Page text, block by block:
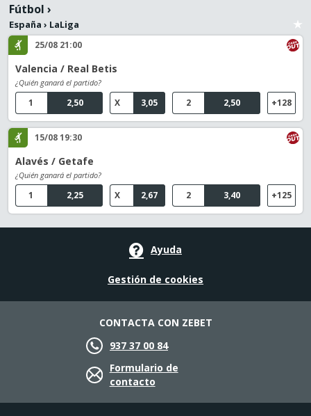
Fútbol ›
España › LaLiga
25/08 21:00
Valencia / Real Betis
¿Quién ganará el partido?
2,50
1 3,05
X 2,50
2 +128
15/08 19:30
Alavés / Getafe
¿Quién ganará el partido?
2,25
1 2,67
X 3,40
2 +125
Ayuda
Gestión de cookies
CONTACTA CON ZEBET
937 37 00 84
Formulario de
contacto